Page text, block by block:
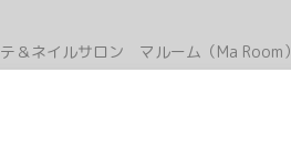
＆ネイルサロン マルーム（Ma Room）